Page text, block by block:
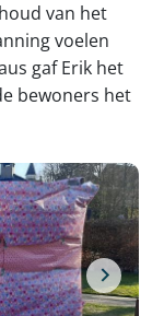
van het
voelen
gaf Erik het
bewoners het